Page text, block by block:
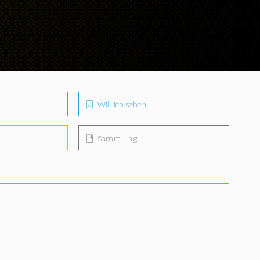
Will ich sehen
Sammlung